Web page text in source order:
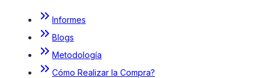
Informes
Blogs
Metodología
Cómo Realizar la Compra?